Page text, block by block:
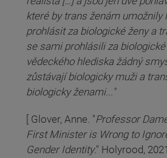
které by trans ženám umožnily
prohlásit za biologické ženy a
se sami prohlásili za
vědeckého hlediska žádný
zůstávají biologicky muži a
biologicky ženami..."
[ Glover, Anne. "Professor
First Minister is Wrong to
Gender Identity." Holyrood,